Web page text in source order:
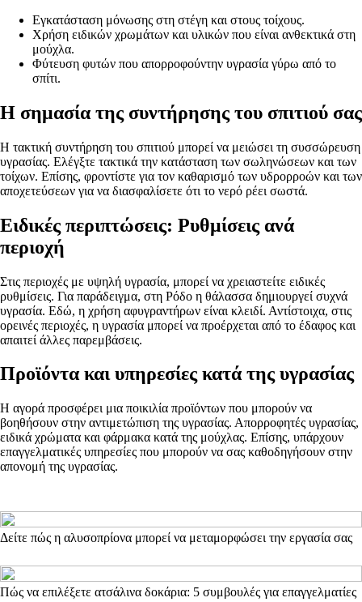
Εγκατάσταση μόνωσης στη στέγη και στους τοίχους.
Χρήση ειδικών χρωμάτων και υλικών που είναι ανθεκτικά στη
μούχλα.
Φύτευση φυτών που απορροφούντην υγρασία γύρω από το
σπίτι.
Η σημασία της συντήρησης του σπιτιού σας
Η τακτική συντήρηση του σπιτιού μπορεί να μειώσει τη συσσώρευση
υγρασίας. Ελέγξτε τακτικά την κατάσταση των σωληνώσεων και των
τοίχων. Επίσης, φροντίστε για τον καθαρισμό των υδρορροών και των
αποχετεύσεων για να διασφαλίσετε ότι το νερό ρέει σωστά.
Ειδικές περιπτώσεις: Ρυθμίσεις ανά
περιοχή
Στις περιοχές με υψηλή υγρασία, μπορεί να χρειαστείτε ειδικές
ρυθμίσεις. Για παράδειγμα, στη Ρόδο η θάλασσα δημιουργεί συχνά
υγρασία. Εδώ, η χρήση αφυγραντήρων είναι κλειδί. Αντίστοιχα, στις
ορεινές περιοχές, η υγρασία μπορεί να προέρχεται από το έδαφος και
απαιτεί άλλες παρεμβάσεις.
Προϊόντα και υπηρεσίες κατά της υγρασίας
Η αγορά προσφέρει μια ποικιλία προϊόντων που μπορούν να
βοηθήσουν στην αντιμετώπιση της υγρασίας. Απορροφητές υγρασίας,
ειδικά χρώματα και φάρμακα κατά της μούχλας. Επίσης, υπάρχουν
επαγγελματικές υπηρεσίες που μπορούν να σας καθοδηγήσουν στην
απονομή της υγρασίας.
Δείτε πώς η αλυσοπρίονα μπορεί να μεταμορφώσει την εργασία σας
Πώς να επιλέξετε ατσάλινα δοκάρια: 5 συμβουλές για επαγγελματίες